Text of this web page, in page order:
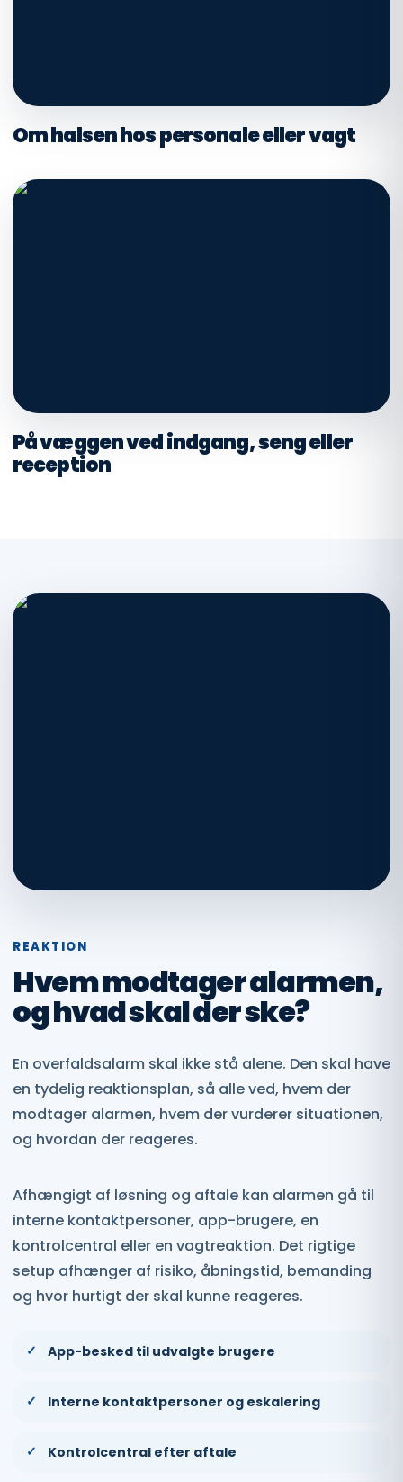
Om halsen hos personale eller vagt
På væggen ved indgang, seng eller
reception
REAKTION
Hvem modtager alarmen,
og hvad skal der ske?
En overfaldsalarm skal ikke stå alene. Den skal have
en tydelig reaktionsplan, så alle ved, hvem der
modtager alarmen, hvem der vurderer situationen,
og hvordan der reageres.
Afhængigt af løsning og aftale kan alarmen gå til
interne kontaktpersoner, app-brugere, en
kontrolcentral eller en vagtreaktion. Det rigtige
setup afhænger af risiko, åbningstid, bemanding
og hvor hurtigt der skal kunne reageres.
App-besked til udvalgte brugere
Interne kontaktpersoner og eskalering
Kontrolcentral efter aftale